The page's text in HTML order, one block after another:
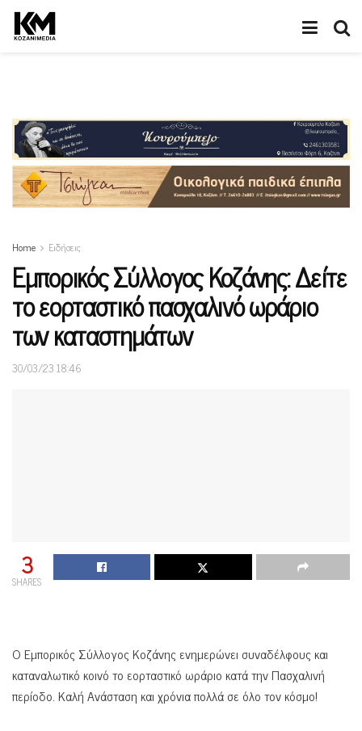
Home Ειδήσεις
Εμπορικός Σύλλογος Κοζάνης: Δείτε
το εορταστικό πασχαλινό ωράριο
των καταστημάτων
30/03/23 18:46
3
SHARES
Ο Εμπορικός Σύλλογος Κοζάνης ενημερώνει συναδέλφους και
καταναλωτικό κοινό το εορταστικό ωράριο κατά την Πασχαλινή
περίοδο. Καλή Ανάσταση και χρόνια πολλά σε όλο τον κόσμο!